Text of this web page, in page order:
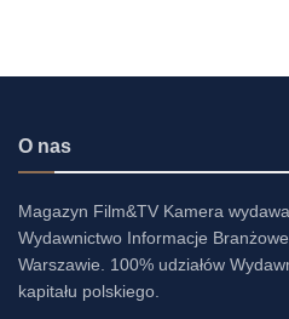
O nas
Magazyn Film&TV Kamera
Wydawnictwo Informacje
Warszawie. 100% udziałów
kapitału polskiego.